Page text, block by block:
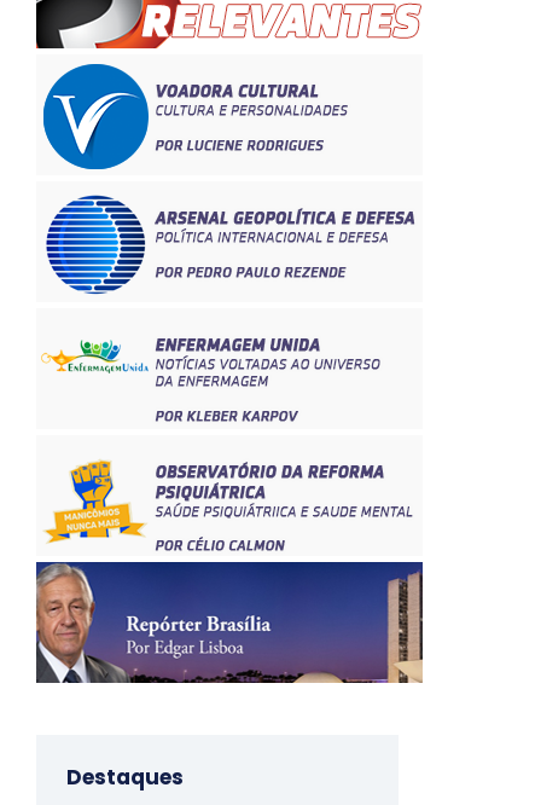
Destaques